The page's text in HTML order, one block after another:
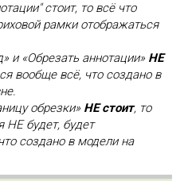
стоит, то всё что
рамки отображаться
и «Обрезать аннотации» НЕ
вообще всё, что создано в
обрезки» НЕ стоит, то
НЕ будет, будет
создано в модели на